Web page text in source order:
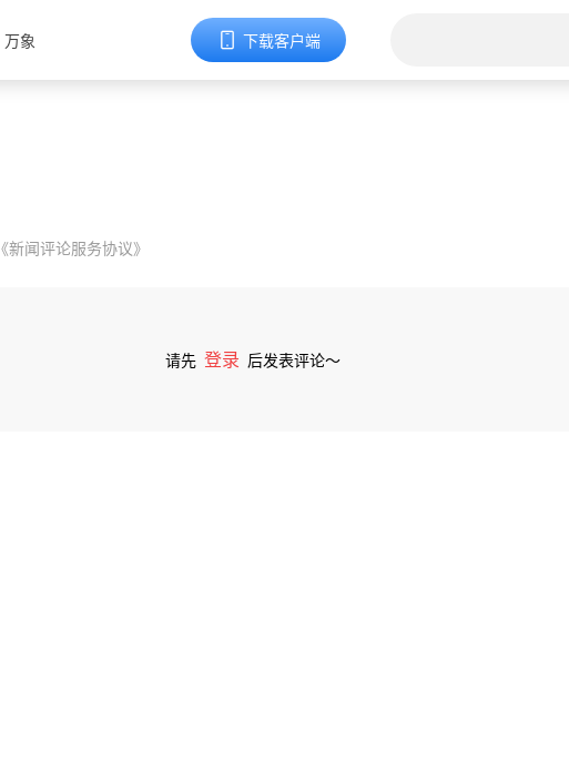
万象 下载客户端
《新闻评论服务协议》
请先 登录 后发表评论～